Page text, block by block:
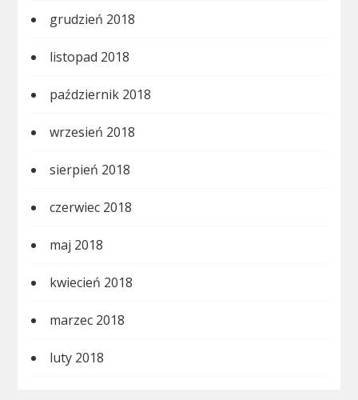
grudzień 2018
listopad 2018
październik 2018
wrzesień 2018
sierpień 2018
czerwiec 2018
maj 2018
kwiecień 2018
marzec 2018
luty 2018